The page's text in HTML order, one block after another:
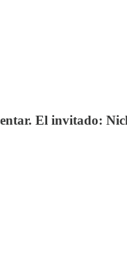
El invitado: